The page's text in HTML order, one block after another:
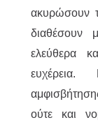
ακυρώσουν
διαθέσουν
ελεύθερα
ούτε και